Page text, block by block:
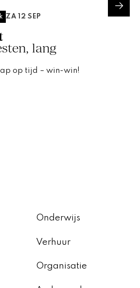
ZA 12 SEP
lang
op tijd – win-win!
Onderwijs
Verhuur
Organisatie